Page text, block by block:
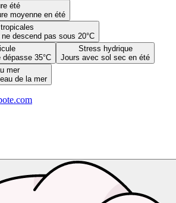
été
moyenne en été
descend pas sous 20°C
35°C
Stress hydrique
Jours avec sol sec en été
mer
de la mer